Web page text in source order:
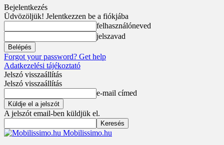
Bejelentkezés
Üdvözöljük! Jelentkezzen be a fiókjába
felhasználóneved
jelszavad
Forgot your password? Get help
Adatkezelési tájékoztató
Jelszó visszaállítás
Jelszó visszaállítás
e-mail címed
A jelszót email-ben küldjük el.
Mobilissimo.hu